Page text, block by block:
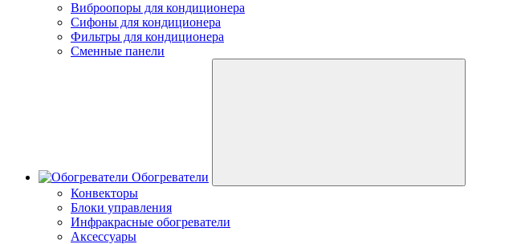
Виброопоры для кондиционера
Сифоны для кондиционера
Фильтры для кондиционера
Сменные панели
Обогреватели
Конвекторы
Блоки управления
Инфракрасные обогреватели
Аксессуары